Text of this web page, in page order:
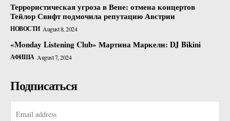
Террористическая угроза в Вене: отмена концертов
Тейлор Свифт подмочила репутацию Австрии
НОВОСТИ August 8, 2024
«Monday Listening Club» Мартина Маркели: DJ Bikini
АФИША August 7, 2024
Подписаться